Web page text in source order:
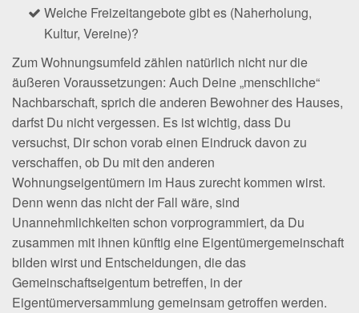
Welche Freizeitangebote gibt es (Naherholung,
Kultur, Vereine)?
Zum Wohnungsumfeld zählen natürlich nicht nur die
äußeren Voraussetzungen: Auch Deine „menschliche“
Nachbarschaft, sprich die anderen Bewohner des Hauses,
darfst Du nicht vergessen. Es ist wichtig, dass Du
versuchst, Dir schon vorab einen Eindruck davon zu
verschaffen, ob Du mit den anderen
Wohnungseigentümern im Haus zurecht kommen wirst.
Denn wenn das nicht der Fall wäre, sind
Unannehmlichkeiten schon vorprogrammiert, da Du
zusammen mit ihnen künftig eine Eigentümergemeinschaft
bilden wirst und Entscheidungen, die das
Gemeinschaftseigentum betreffen, in der
Eigentümerversammlung gemeinsam getroffen werden.